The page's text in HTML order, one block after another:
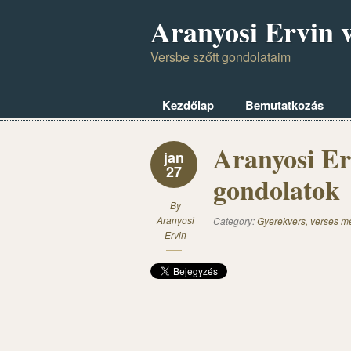
Aranyosi Ervin
Versbe szőtt gondolataim
Kezdőlap Bemutatkozás
jan
27
By
Aranyosi
Ervin
Aranyosi
gondolatok
Category:Gyerekvers, verses